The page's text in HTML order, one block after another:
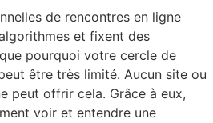
de rencontres en ligne
et fixent des
pourquoi votre cercle de
être très limité. Aucun site ou
peut offrir cela. Grâce à eux,
voir et entendre une